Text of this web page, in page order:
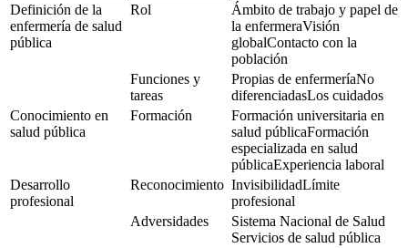
Definición de la
enfermería de salud
pública
Rol
Ámbito de trabajo y papel de
la enfermeraVisión
globalContacto con la
población
Funciones y
tareas
Propias de enfermeríaNo
diferenciadasLos cuidados
Conocimiento en
salud pública
Formación
Formación universitaria en
salud públicaFormación
especializada en salud
públicaExperiencia laboral
Desarrollo
profesional
Reconocimiento InvisibilidadLímite
profesional
Adversidades
Sistema Nacional de Salud
Servicios de salud pública